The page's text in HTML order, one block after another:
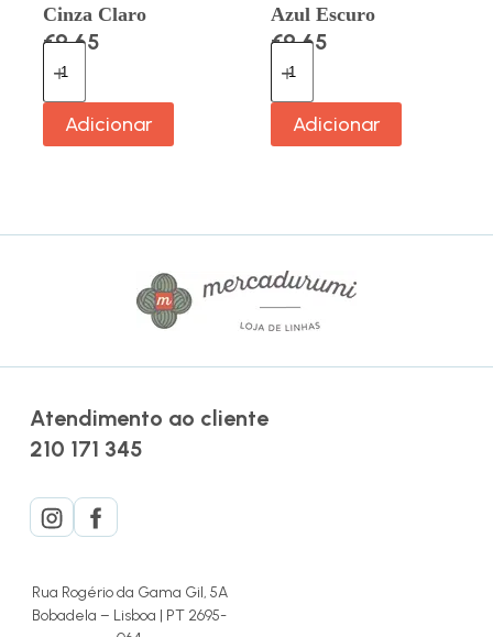
Cinza Claro
€9.65
Adicionar
Azul Escuro
€9.65
Adicionar
Atendimento ao cliente
210 171 345
Rua Rogério da Gama Gil, 5A
Bobadela – Lisboa | PT 2695-